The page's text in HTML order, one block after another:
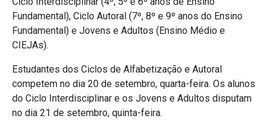
Fundamental), Ciclo Autoral (7º, 8º e 9º anos do Ensino
Fundamental) e Jovens e Adultos (Ensino Médio e
CIEJAs).
Estudantes dos Ciclos de Alfabetização e Autoral
competem no dia 20 de setembro, quarta-feira. Os alunos
do Ciclo Interdisciplinar e os Jovens e Adultos disputam
no dia 21 de setembro, quinta-feira.